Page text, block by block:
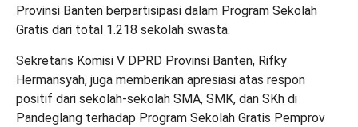
Provinsi Banten berpartisipasi dalam Program Sekolah
Gratis dari total 1.218 sekolah swasta.
Sekretaris Komisi V DPRD Provinsi Banten, Rifky
Hermansyah, juga memberikan apresiasi atas respon
positif dari sekolah-sekolah SMA, SMK, dan SKh di
Pandeglang terhadap Program Sekolah Gratis Pemprov